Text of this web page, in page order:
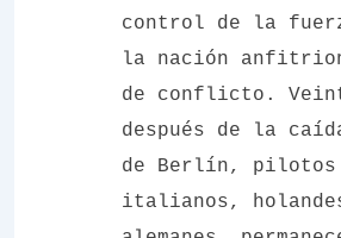
control de la
la nación
de conflicto.
después de la
de Berlín, pilotos
italianos,